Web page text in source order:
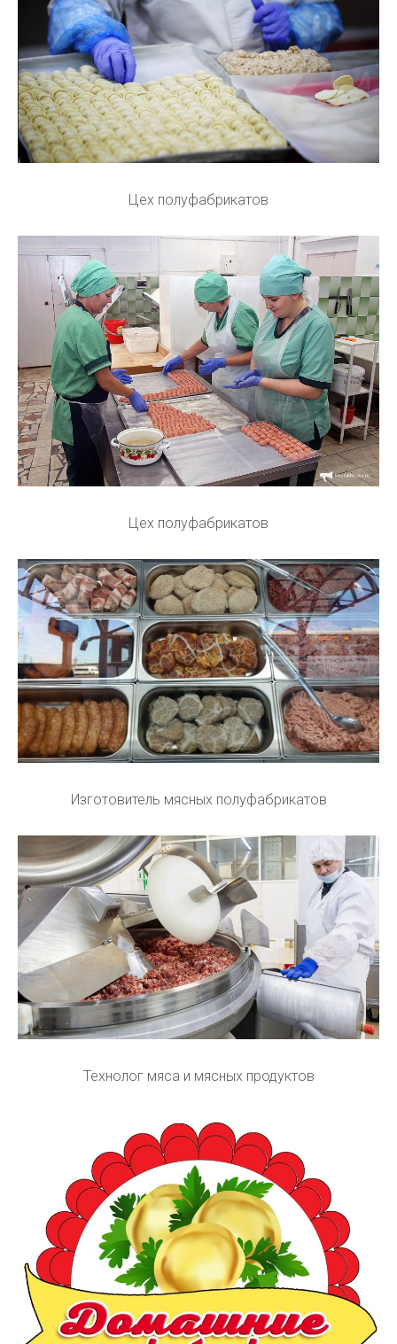
Цех полуфабрикатов
Цех полуфабрикатов
Изготовитель мясных полуфабрикатов
Технолог мяса и мясных продуктов